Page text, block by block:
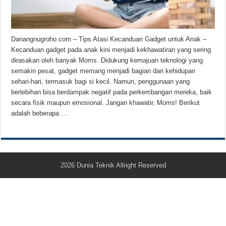
Teknologi Bikin Bisnis Makanan Kamu Makin Cuan! Begini Cara Buka
Danangnugroho.com – Tips Atasi Kecanduan Gadget untuk Anak –
Kecanduan gadget pada anak kini menjadi kekhawatiran yang sering
dirasakan oleh banyak Moms. Didukung kemajuan teknologi yang
semakin pesat, gadget memang menjadi bagian dari kehidupan
sehari-hari, termasuk bagi si kecil. Namun, penggunaan yang
berlebihan bisa berdampak negatif pada perkembangan mereka, baik
secara fisik maupun emosional. Jangan khawatir, Moms! Berikut
adalah beberapa …
2026 Dunia Teknik Allright Reserved